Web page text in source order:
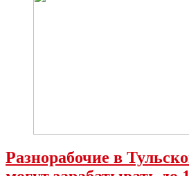
Разнорабочие в